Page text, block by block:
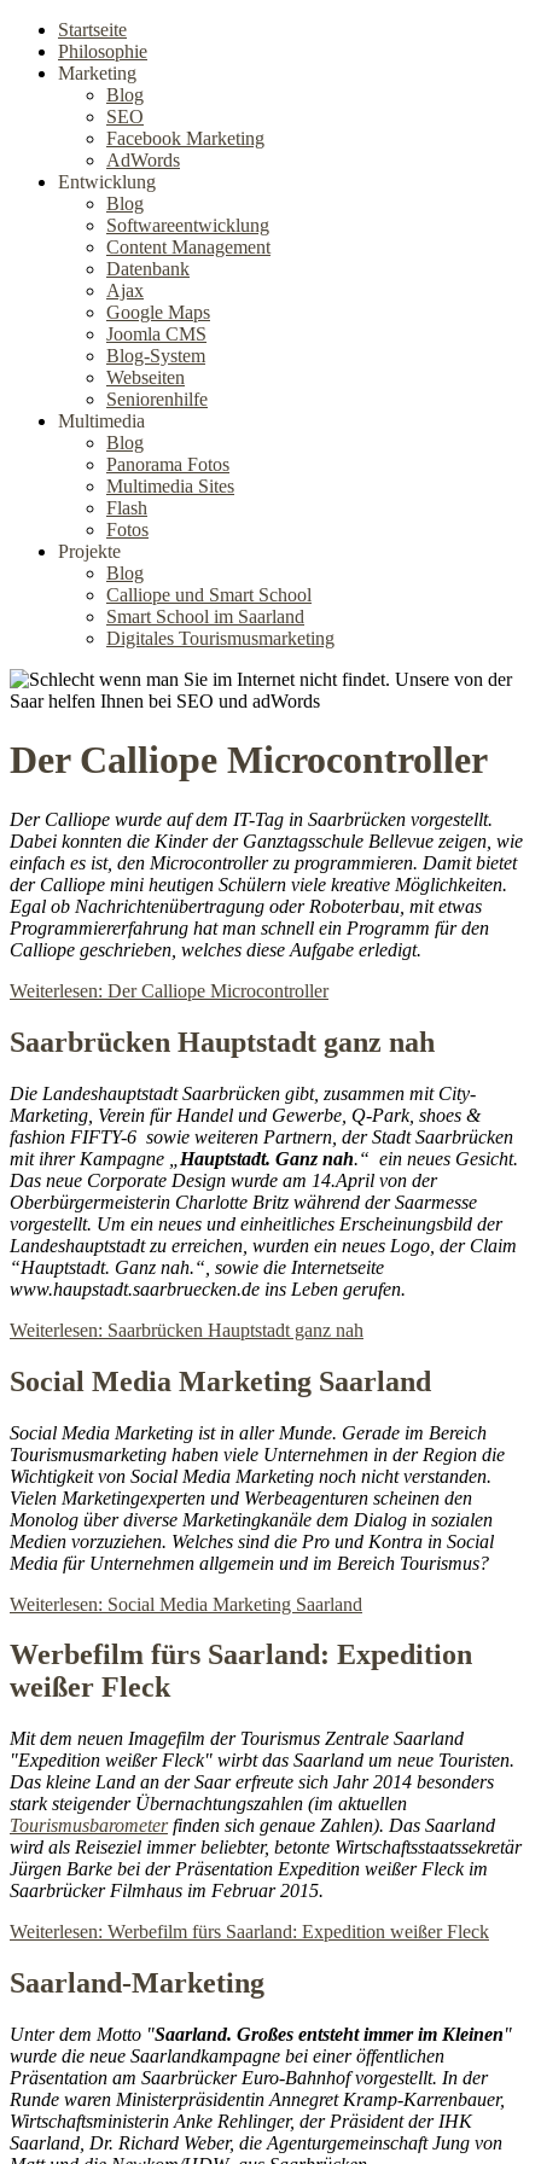
Startseite
Philosophie
Marketing
Blog
SEO
Facebook Marketing
AdWords
Entwicklung
Blog
Softwareentwicklung
Content Management
Datenbank
Ajax
Google Maps
Joomla CMS
Blog-System
Webseiten
Seniorenhilfe
Multimedia
Blog
Panorama Fotos
Multimedia Sites
Flash
Fotos
Projekte
Blog
Calliope und Smart School
Smart School im Saarland
Digitales Tourismusmarketing
Der Calliope Microcontroller
Der Calliope wurde auf dem IT-Tag in Saarbrücken vorgestellt.
Dabei konnten die Kinder der Ganztagsschule Bellevue zeigen, wie
einfach es ist, den Microcontroller zu programmieren. Damit bietet
der Calliope mini heutigen Schülern viele kreative Möglichkeiten.
Egal ob Nachrichtenübertragung oder Roboterbau, mit etwas
Programmiererfahrung hat man schnell ein Programm für den
Calliope geschrieben, welches diese Aufgabe erledigt.
Weiterlesen: Der Calliope Microcontroller
Saarbrücken Hauptstadt ganz nah
Die Landeshauptstadt Saarbrücken gibt, zusammen mit City-
Marketing, Verein für Handel und Gewerbe, Q-Park, shoes &
fashion FIFTY-6 sowie weiteren Partnern, der Stadt Saarbrücken
mit ihrer Kampagne „ Hauptstadt. Ganz nah.“ ein neues Gesicht.
Das neue Corporate Design wurde am 14.April von der
Oberbürgermeisterin Charlotte Britz während der Saarmesse
vorgestellt. Um ein neues und einheitliches Erscheinungsbild der
Landeshauptstadt zu erreichen, wurden ein neues Logo, der Claim
“Hauptstadt. Ganz nah.“, sowie die Internetseite
www.haupstadt.saarbruecken.de ins Leben gerufen.
Weiterlesen: Saarbrücken Hauptstadt ganz nah
Social Media Marketing Saarland
Social Media Marketing ist in aller Munde. Gerade im Bereich
Tourismusmarketing haben viele Unternehmen in der Region die
Wichtigkeit von Social Media Marketing noch nicht verstanden.
Vielen Marketingexperten und Werbeagenturen scheinen den
Monolog über diverse Marketingkanäle dem Dialog in sozialen
Medien vorzuziehen. Welches sind die Pro und Kontra in Social
Media für Unternehmen allgemein und im Bereich Tourismus?
Weiterlesen: Social Media Marketing Saarland
Werbefilm fürs Saarland: Expedition
weißer Fleck
Mit dem neuen Imagefilm der Tourismus Zentrale Saarland
"Expedition weißer Fleck" wirbt das Saarland um neue Touristen.
Das kleine Land an der Saar erfreute sich Jahr 2014 besonders
stark steigender Übernachtungszahlen (im aktuellen
Tourismusbarometerfinden sich genaue Zahlen). Das Saarland
wird als Reiseziel immer beliebter, betonte Wirtschaftsstaatssekretär
Jürgen Barke bei der Präsentation Expedition weißer Fleck im
Saarbrücker Filmhaus im Februar 2015.
Weiterlesen: Werbefilm fürs Saarland: Expedition weißer Fleck
Saarland-Marketing
Unter dem Motto "Saarland. Großes entsteht immer im Kleinen"
wurde die neue Saarlandkampagne bei einer öffentlichen
Präsentation am Saarbrücker Euro-Bahnhof vorgestellt. In der
Runde waren Ministerpräsidentin Annegret Kramp-Karrenbauer,
Wirtschaftsministerin Anke Rehlinger, der Präsident der IHK
Saarland, Dr. Richard Weber, die Agenturgemeinschaft Jung von